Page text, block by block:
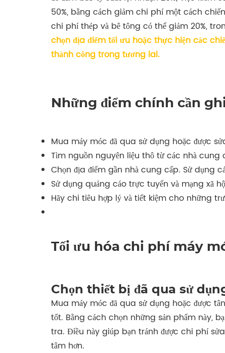
50%, bằng cách giảm chi phí một cách
chi phí thép và bê tông có thể giảm 20%,
chọn địa điểm tối ưu hoặc thực hiện các
thành công trong tương lai.
Những điểm chính cần
Mua máy móc đã qua sử dụng hoặc được
Tìm nguồn nguyên liệu thô từ các nhà cung
Chọn địa điểm gần nhà cung cấp. Sử dụng
Sử dụng quảng cáo trực tuyến và mạng xã
Hãy chi tiêu hợp lý và tiết kiệm cho những
Tối ưu hóa chi phí máy
Chọn thiết bị đã qua sử
Mua máy móc đã qua sử dụng hoặc được
tốt. Bằng cách chọn những sản phẩm này,
tra. Điều này giúp bạn tránh được chi phí
tâm hơn.